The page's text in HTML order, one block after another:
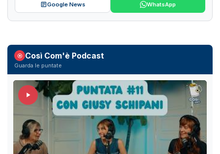
Google News WhatsApp
Così Com'è Podcast
Guarda le puntate